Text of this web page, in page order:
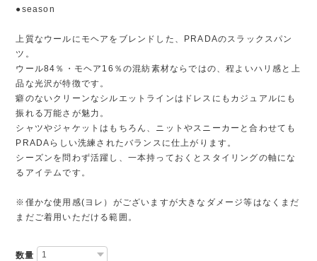
●season
上質なウールにモヘアをブレンドした、PRADAのスラックスパン
ツ。
ウール84％・モヘア16％の混紡素材ならではの、程よいハリ感と上
品な光沢が特徴です。
癖のないクリーンなシルエットラインはドレスにもカジュアルにも
振れる万能さが魅力。
シャツやジャケットはもちろん、ニットやスニーカーと合わせても
PRADAらしい洗練されたバランスに仕上がります。
シーズンを問わず活躍し、一本持っておくとスタイリングの軸にな
るアイテムです。
※僅かな使用感(ヨレ）がございますが大きなダメージ等はなくまだ
まだご着用いただける範囲。
数量